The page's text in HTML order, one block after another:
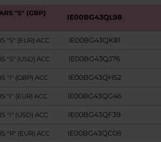
"S" (GBP)
IE00BG43QL98
"S" (EUR) ACC IE00BG43QK81
"S" (USD) ACC IE00BG43QJ76
"I" (GBP) ACC IE00BG43QH52
"I" (EUR) ACC IE00BG43QG46
"I" (USD) ACC IE00BG43QF39
"R" (EUR) ACC IE00BG43QC08